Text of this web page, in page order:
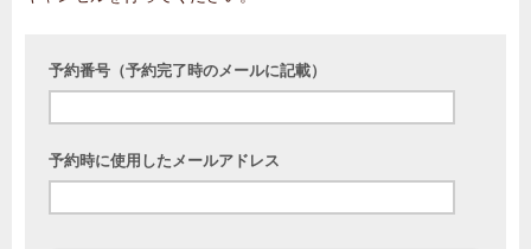
予約番号（予約完了時のメールに記載）
予約時に使用したメールアドレス